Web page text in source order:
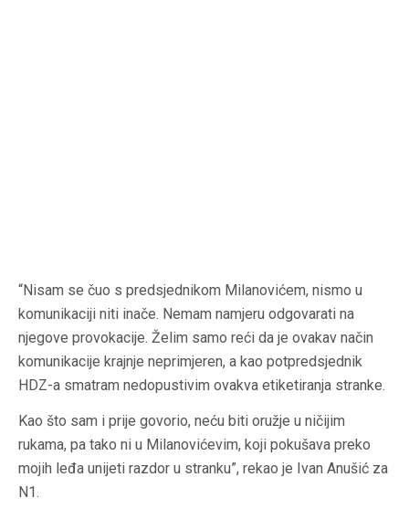
“Nisam se čuo s predsjednikom Milanovićem, nismo u
komunikaciji niti inače. Nemam namjeru odgovarati na
njegove provokacije. Želim samo reći da je ovakav način
komunikacije krajnje neprimjeren, a kao potpredsjednik
HDZ-a smatram nedopustivim ovakva etiketiranja stranke.
Kao što sam i prije govorio, neću biti oružje u ničijim
rukama, pa tako ni u Milanovićevim, koji pokušava preko
mojih leđa unijeti razdor u stranku”, rekao je Ivan Anušić za
N1.